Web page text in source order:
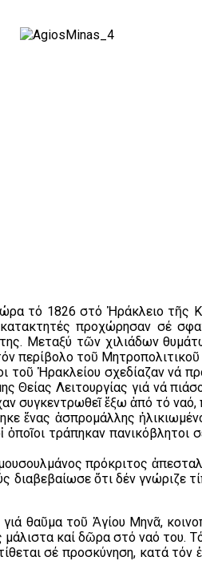
τό 1826 στό Ἡράκλειο τῆς
προχώρησαν σέ
Μεταξύ τῶν χιλιάδων
περίβολο τοῦ
τοῦ Ἡρακλείου σχεδίαζαν νά
Λειτουργίας γιά νά
συγκεντρωθεῖ ἔξω ἀπό τό
ἕνας ἀσπρομάλλης
ὁποῖοι τράπηκαν
πρόκριτος
διαβεβαίωσε ὅτι δέν γνώριζε
γιά θαῦμα τοῦ Ἁγίου Μηνᾶ,
καί δῶρα στό ναό του.
σέ προσκύνηση, κατά